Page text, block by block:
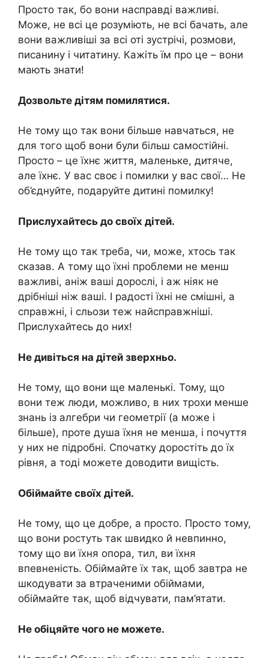
Просто так, бо вони насправді важливі.
Може, не всі це розуміють, не всі бачать, але
вони важливіші за всі оті зустрічі, розмови,
писанину і читатину. Кажіть їм про це – вони
мають знати!
Дозвольте дітям помилятися.
Не тому що так вони більше навчаться, не
для того щоб вони були більш самостійні.
Просто – це їхнє життя, маленьке, дитяче,
але їхнє. У вас своє і помилки у вас свої… Не
об’єднуйте, подаруйте дитині помилку!
Прислухайтесь до своїх дітей.
Не тому що так треба, чи, може, хтось так
сказав. А тому що їхні проблеми не менш
важливі, аніж ваші дорослі, і аж ніяк не
дрібніші ніж ваші. І радості їхні не смішні, а
справжні, і сльози теж найсправжніші.
Прислухайтесь до них!
Не дивіться на дітей зверхньо.
Не тому, що вони ще маленькі. Тому, що
вони теж люди, можливо, в них трохи менше
знань із алгебри чи геометрії (а може і
більше), проте душа їхня не менша, і почуття
у них не підробні. Спочатку доростіть до їх
рівня, а тоді можете доводити вищість.
Обіймайте своїх дітей.
Не тому, що це добре, а просто. Просто тому,
що вони ростуть так швидко й невпинно,
тому що ви їхня опора, тил, ви їхня
впевненість. Обіймайте їх так, щоб завтра не
шкодувати за втраченими обіймами,
обіймайте так, щоб відчувати, пам’ятати.
Не обіцяйте чого не можете.